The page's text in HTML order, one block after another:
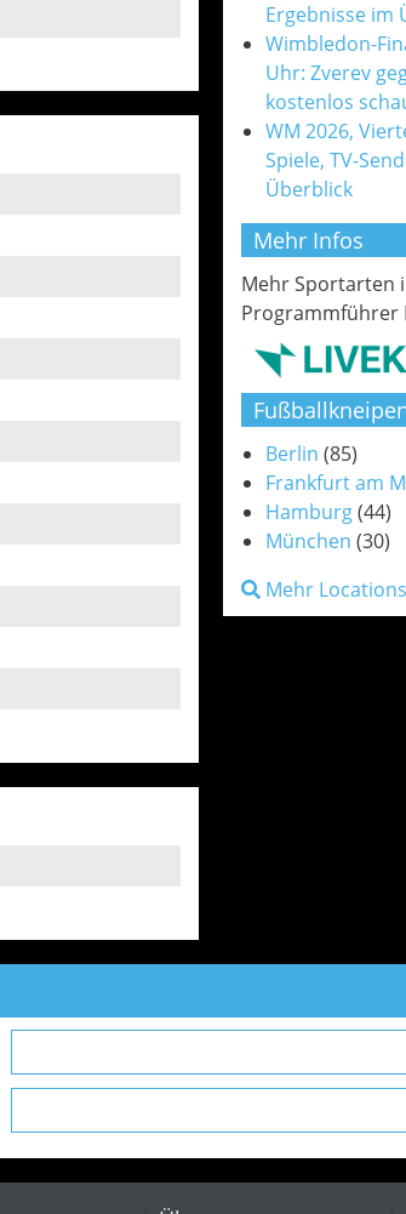
Ergebnisse im
Wimbledon-
Uhr: Zverev
kostenlos
WM 2026,
Spiele, TV-
Überblick
Mehr Infos
Mehr Sportarten
Programmführer
Berlin (85)
Frankfurt am
Hamburg(44)
München (30)
Mehr Locations